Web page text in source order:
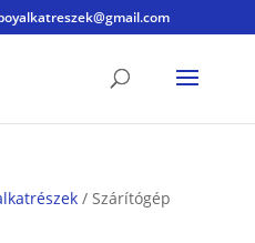
/ Szárítógép